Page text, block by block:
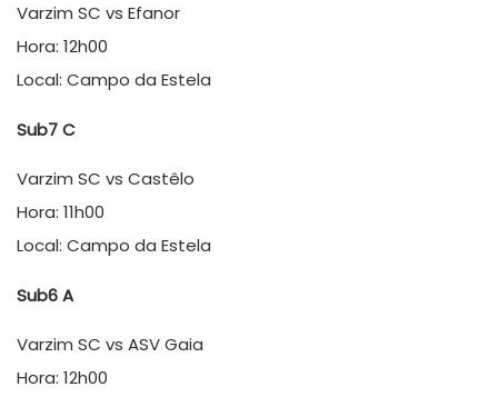
Varzim SC vs Efanor
Hora: 12h00
Local: Campo da Estela
Sub7 C
Varzim SC vs Castêlo
Hora: 11h00
Local: Campo da Estela
Sub6 A
Varzim SC vs ASV Gaia
Hora: 12h00